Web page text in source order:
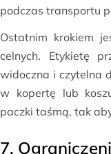
podczas transportu
Ostatnim krokiem
celnych. Etykietę
widoczna i czytelna
w kopertę lub
paczki taśmą, tak
7.